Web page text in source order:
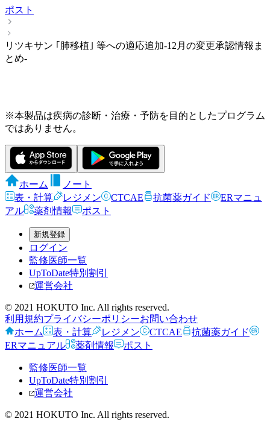
ポスト
リツキサン ｢肺移植｣ 等への適応追加-12月の変更承認情報ま
とめ-
※本製品は疾病の診断・治療・予防を目的としたプログラム
ではありません。
ホーム
ノート
表・計算
レジメン CTCAE 抗菌薬ガイド
ERマニュ
アル
薬剤情報 ポスト
新規登録
ログイン
監修医師一覧
UpToDate特別割引
運営会社
© 2021 HOKUTO Inc. All rights reserved.
利用規約プライバシーポリシーお問い合わせ
ホーム
表・計算 レジメン CTCAE
抗菌薬ガイド
ERマニュアル
薬剤情報 ポスト
監修医師一覧
UpToDate特別割引
運営会社
© 2021 HOKUTO Inc. All rights reserved.